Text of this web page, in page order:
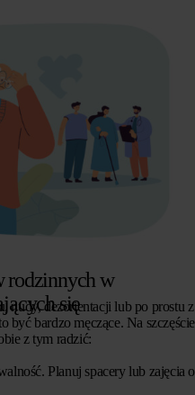
rodzinnych w
się
nudy, dezorientacji lub po prostu z
być bardzo męczące. Na szczęście
z tym radzić:
Planuj spacery lub zajęcia o